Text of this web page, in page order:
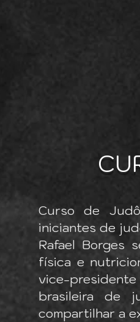
Curso de
iniciantes de
Rafael Borges
física e
vice-
brasileira de
compartilhar a